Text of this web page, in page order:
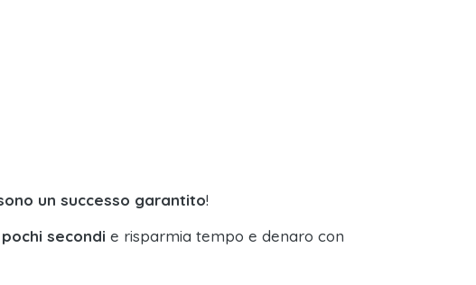
un successo garantito!
secondi e risparmia tempo e denaro con